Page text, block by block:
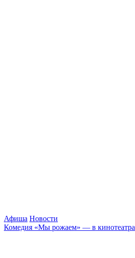
Афиша Новости
Комедия «Мы рожаем» — в